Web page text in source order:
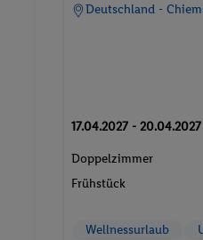
Deutschland -
17.04.2027 - 20.04.2027
Doppelzimmer
Frühstück
Wellnessurlaub